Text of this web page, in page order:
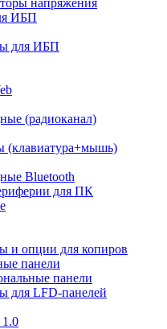
напряжения
ИБП
для ИБП
(радиоканал)
(клавиатура+мышь)
Bluetooth
для ПК
и опции для копиров
панели
панели
для LFD-панелей